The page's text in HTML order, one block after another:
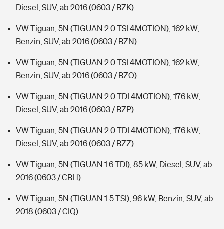
Diesel, SUV, ab 2016(0603 / BZK)
VW Tiguan, 5N (TIGUAN 2.0 TSI 4MOTION), 162 kW,
Benzin, SUV, ab 2016(0603 / BZN)
VW Tiguan, 5N (TIGUAN 2.0 TSI 4MOTION), 162 kW,
Benzin, SUV, ab 2016(0603 / BZO)
VW Tiguan, 5N (TIGUAN 2.0 TDI 4MOTION), 176 kW,
Diesel, SUV, ab 2016(0603 / BZP)
VW Tiguan, 5N (TIGUAN 2.0 TDI 4MOTION), 176 kW,
Diesel, SUV, ab 2016(0603 / BZZ)
VW Tiguan, 5N (TIGUAN 1.6 TDI), 85 kW, Diesel, SUV, ab
2016(0603 / CBH)
VW Tiguan, 5N (TIGUAN 1.5 TSI), 96 kW, Benzin, SUV, ab
2018 (0603 / CIQ)